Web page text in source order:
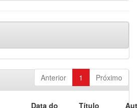
Anterior 1 Próximo
Data do
Título